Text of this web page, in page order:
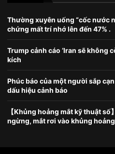
Thường xuyên uống “cốc nước
chứng mất trí nhớ lên đến 47% .
Trump cảnh cáo ‘Iran sẽ không
kích
Phúc báo của một người sắp
dấu hiệu cảnh báo
【Khủng hoảng mắt kỹ thuật
ngừng, mắt rơi vào khủng